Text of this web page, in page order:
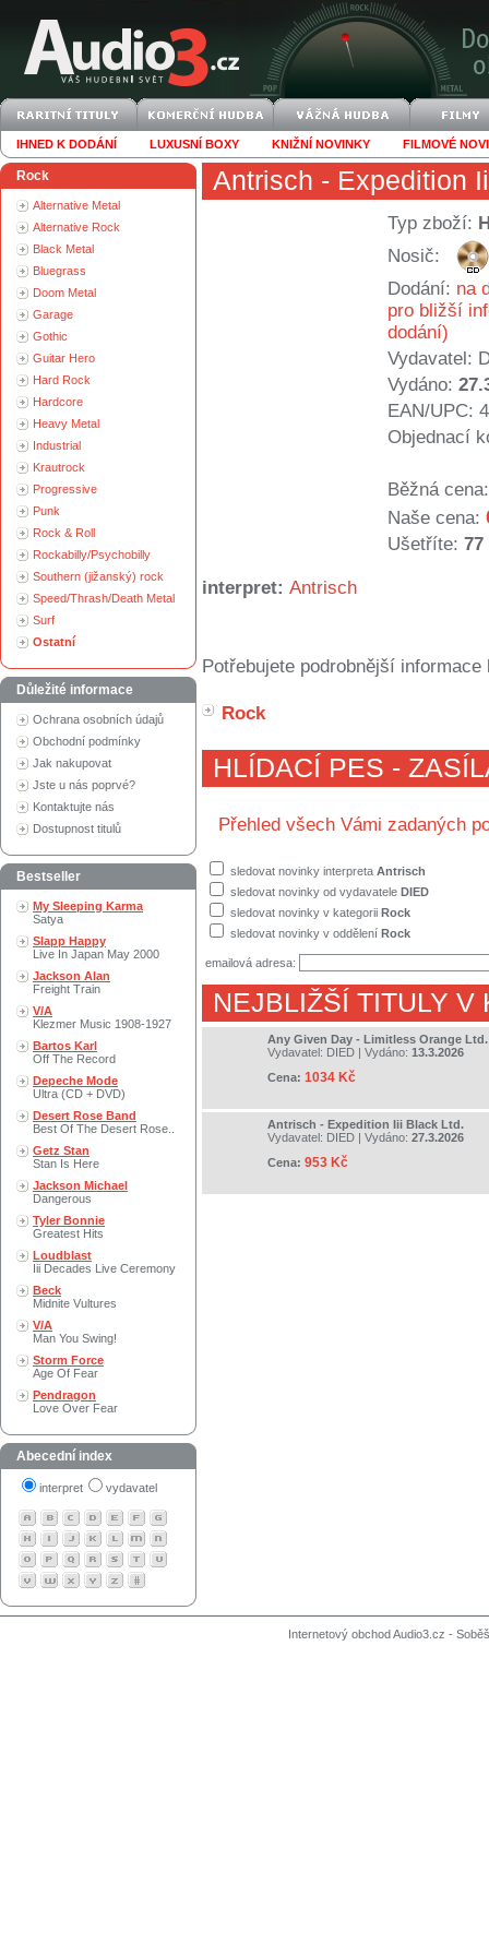
IHNED K DODÁNÍ LUXUSNÍ BOXY KNIŽNÍ NOVINKY FILMOVÉ
Rock
Alternative Metal
Alternative Rock
Black Metal
Bluegrass
Doom Metal
Garage
Gothic
Guitar Hero
Hard Rock
Hardcore
Heavy Metal
Industrial
Krautrock
Progressive
Punk
Rock & Roll
Rockabilly/Psychobilly
Southern (jižanský) rock
Speed/Thrash/Death Metal
Surf
Ostatní
Důležité informace
Ochrana osobních údajů
Obchodní podmínky
Jak nakupovat
Jste u nás poprvé?
Kontaktujte nás
Dostupnost titulů
Bestseller
My Sleeping Karma
Satya
Slapp Happy
Live In Japan May 2000
Jackson Alan
Freight Train
V/A
Klezmer Music 1908-1927
Bartos Karl
Off The Record
Depeche Mode
Ultra (CD + DVD)
Desert Rose Band
Best Of The Desert Rose..
Getz Stan
Stan Is Here
Jackson Michael
Dangerous
Tyler Bonnie
Greatest Hits
Loudblast
Iii Decades Live Ceremony
Beck
Midnite Vultures
V/A
Man You Swing!
Storm Force
Age Of Fear
Pendragon
Love Over Fear
Abecední index
interpret vydavatel
Antrisch - Expedition
Typ zboží:
Nosič:
Dodání: na
pro bližší
dodání)
Vydavatel:
Vydáno:
EAN/UPC:
Objednací
Běžná cena:
Naše cena:
Ušetříte: 77
interpret: Antrisch
Potřebujete podrobnější
Rock
HLÍDACÍ PES -
Přehled všech Vámi zadaných
sledovat novinky interpreta Antrisch
sledovat novinky od vydavatele DIED
sledovat novinky v kategorii Rock
sledovat novinky v oddělení Rock
emailová adresa:
NEJBLIŽŠÍ TITULY V
Any Given Day - Limitless Orange Ltd.
Vydavatel: DIED | Vydáno: 13.3.2026
Cena: 1034 Kč
Antrisch - Expedition Iii Black Ltd.
Vydavatel: DIED | Vydáno: 27.3.2026
Cena: 953 Kč
Internetový obchod Audio3.cz -